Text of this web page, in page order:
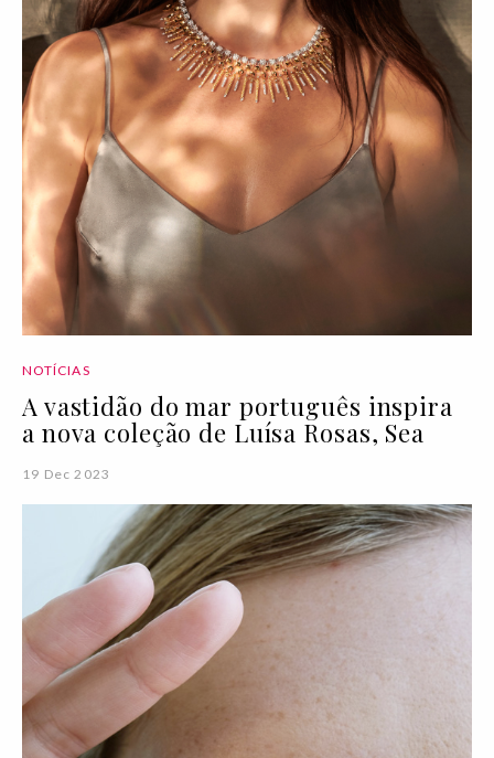
NOTÍCIAS
A vastidão do mar português inspira
a nova coleção de Luísa Rosas, Sea
19 Dec 2023